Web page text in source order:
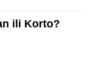
ili Korto?